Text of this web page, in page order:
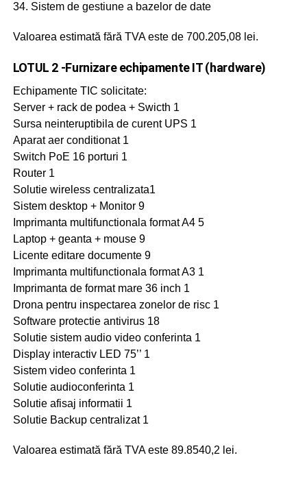
34. Sistem de gestiune a bazelor de date
Valoarea estimată fără TVA este de 700.205,08 lei.
LOTUL 2 -Furnizare echipamente IT (hardware)
Echipamente TIC solicitate:
Server + rack de podea + Swicth 1
Sursa neinteruptibila de curent UPS 1
Aparat aer conditionat 1
Switch PoE 16 porturi 1
Router 1
Solutie wireless centralizata1
Sistem desktop + Monitor 9
Imprimanta multifunctionala format A4 5
Laptop + geanta + mouse 9
Licente editare documente 9
Imprimanta multifunctionala format A3 1
Imprimanta de format mare 36 inch 1
Drona pentru inspectarea zonelor de risc 1
Software protectie antivirus 18
Solutie sistem audio video conferinta 1
Display interactiv LED 75’’ 1
Sistem video conferinta 1
Solutie audioconferinta 1
Solutie afisaj informatii 1
Solutie Backup centralizat 1
Valoarea estimată fără TVA este 89.8540,2 lei.